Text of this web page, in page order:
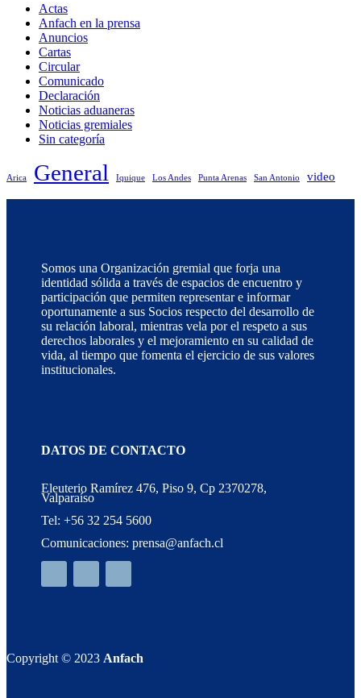
Actas
Anfach en la prensa
Anuncios
Cartas
Circular
Comunicado
Declaración
Noticias aduaneras
Noticias gremiales
Sin categoría
Arica General Iquique Los Andes Punta Arenas San Antonio video
Somos una Organización gremial que forja una
identidad sólida a través de espacios de encuentro y
participación que permiten representar e informar
oportunamente a sus Socios respecto del desarrollo de
su relación laboral, mientras vela por el respeto a sus
derechos laborales y el mejoramiento en su calidad de
vida, al tiempo que fomenta el ejercicio de sus valores
institucionales.
DATOS DE CONTACTO
Eleuterio Ramírez 476, Piso 9, Cp 2370278,
Valparaíso
Tel: +56 32 254 5600
Comunicaciones: prensa@anfach.cl
Copyright © 2023 Anfach